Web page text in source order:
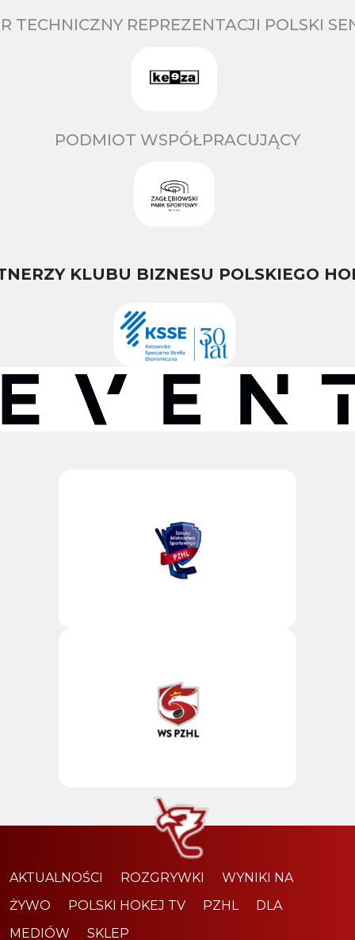
TECHNICZNY REPREZENTACJI POLSKI
PODMIOT WSPÓŁPRACUJĄCY
KLUBU BIZNESU POLSKIEGO
AKTUALNOŚCI ROZGRYWKI
WYNIKI NA
ŻYWO
POLSKI HOKEJ TV PZHL
DLA
MEDIÓW
SKLEP